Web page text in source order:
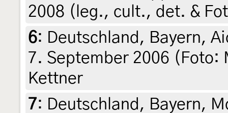
2008 (leg., cult., det. &
6: Deutschland, Bayern,
7. September 2006
Kettner
7: Deutschland, Bayern,